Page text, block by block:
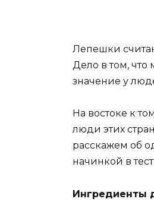
Лепешки
Дело в том,
значение у
На востоке к
люди этих
расскажем об
начинкой в
Ингредиенты